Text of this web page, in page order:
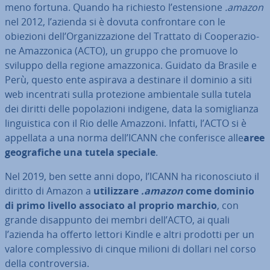
meno fortuna. Quando ha richiesto l’esten­sio­ne .amazon
nel 2012, l’azienda si è dovuta con­fron­ta­re con le
obiezioni dell’Or­ga­niz­za­zio­ne del Trattato di Coo­pe­ra­zio­
ne Amaz­zo­ni­ca (ACTO), un gruppo che promuove lo
sviluppo della regione amaz­zo­ni­ca. Guidato da Brasile e
Perù, questo ente aspirava a destinare il dominio a siti
web in­cen­tra­ti sulla pro­te­zio­ne am­bien­ta­le sulla tutela
dei diritti delle po­po­la­zio­ni indigene, data la so­mi­glian­za
lin­gui­sti­ca con il Rio delle Amazzoni. Infatti, l’ACTO si è
appellata a una norma dell’ICANN che con­fe­ri­sce allearee
geo­gra­fi­che una tutela speciale.
Nel 2019, ben sette anni dopo, l’ICANN ha ri­co­no­sciu­to il
diritto di Amazon a uti­liz­za­re .amazoncome dominio
di primo livello associato al proprio marchio, con
grande di­sap­pun­to dei membri dell’ACTO, ai quali
l’azienda ha offerto lettori Kindle e altri prodotti per un
valore com­ples­si­vo di cinque milioni di dollari nel corso
della con­tro­ver­sia.